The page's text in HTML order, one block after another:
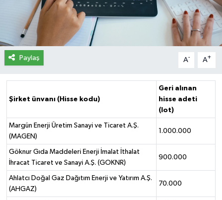
Paylaş A- A+
Şirket ünvanı (Hisse kodu)
Geri alınan
hisse adeti
(lot)
Margün Enerji Üretim Sanayi ve Ticaret A.Ş.
(MAGEN)
1.000.000
Göknur Gıda Maddeleri Enerji İmalat İthalat
İhracat Ticaret ve Sanayi A.Ş. (GOKNR)
900.000
Ahlatcı Doğal Gaz Dağıtım Enerji ve Yatırım A.Ş.
(AHGAZ)
70.000